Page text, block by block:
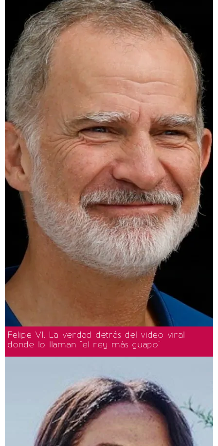
Felipe VI: La verdad detrás del video viral
donde lo llaman "el rey más guapo"